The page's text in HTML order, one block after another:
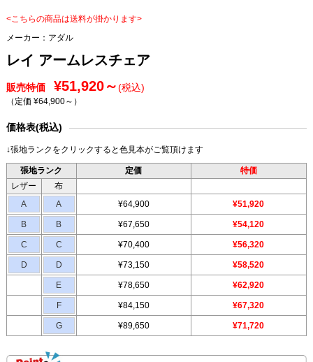
<こちらの商品は送料が掛かります>
メーカー： アダル
レイ アームレスチェア
販売特価 ¥51,920～(税込)
（定価 ¥64,900～ ）
価格表(税込)
↓張地ランクをクリックすると色見本がご覧頂けます
張地ランク 定価
特価
レザー
布
A
A ¥64,900 ¥51,920
B B ¥67,650 ¥54,120
C C ¥70,400 ¥56,320
D D ¥73,150 ¥58,520
E ¥78,650 ¥62,920
F ¥84,150 ¥67,320
G ¥89,650 ¥71,720